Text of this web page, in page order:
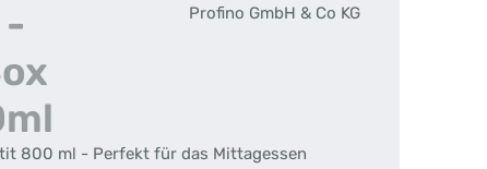
Profino GmbH & Co KG
800 ml - Perfekt für das Mittagessen